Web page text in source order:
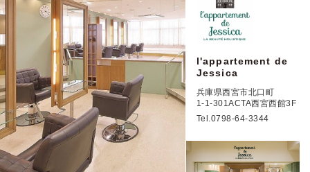
l'appartement de
Jessica
兵庫県西宮市北口町
1-1-301ACTA西宮西館3F
Tel.0798-64-3344